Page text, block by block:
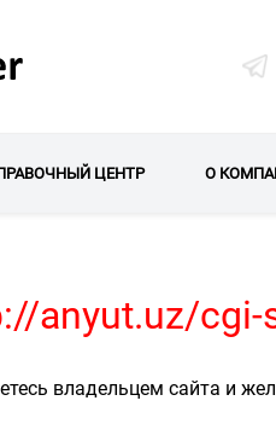
ЦЕНТР О
anyut.uz/cgi-
владельцем сайта и